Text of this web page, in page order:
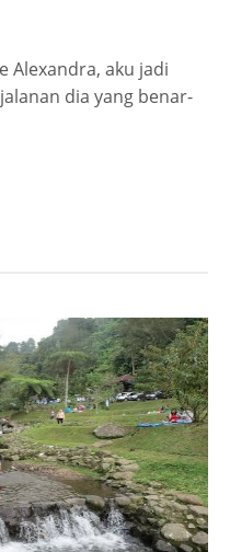
Alexandra, aku jadi
dia yang benar-